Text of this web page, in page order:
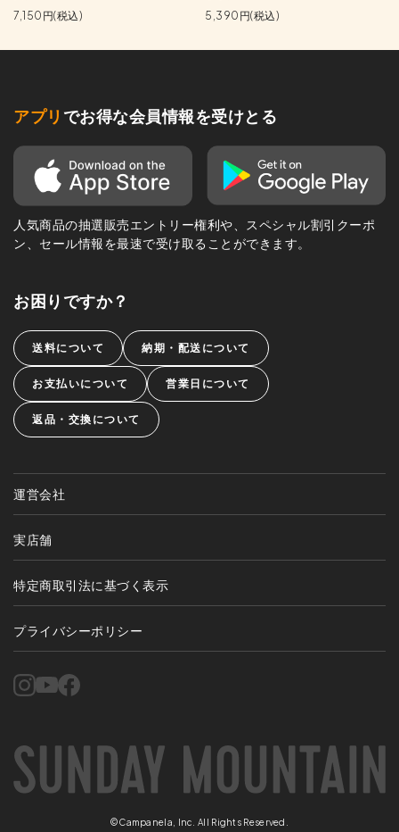
7,150円(税込)
5,390円(税込)
アプリ でお得な会員情報を受けとる
人気商品の抽選販売エントリー権利や、スペシャル割引クーポ
ン、セール情報を最速で受け取ることができます。
お困りですか？
送料について 納期・配送について
お支払いについて 営業日について
返品・交換について
運営会社
実店舗
特定商取引法に基づく表示
プライバシーポリシー
©Campanela, Inc. All Rights Reserved.